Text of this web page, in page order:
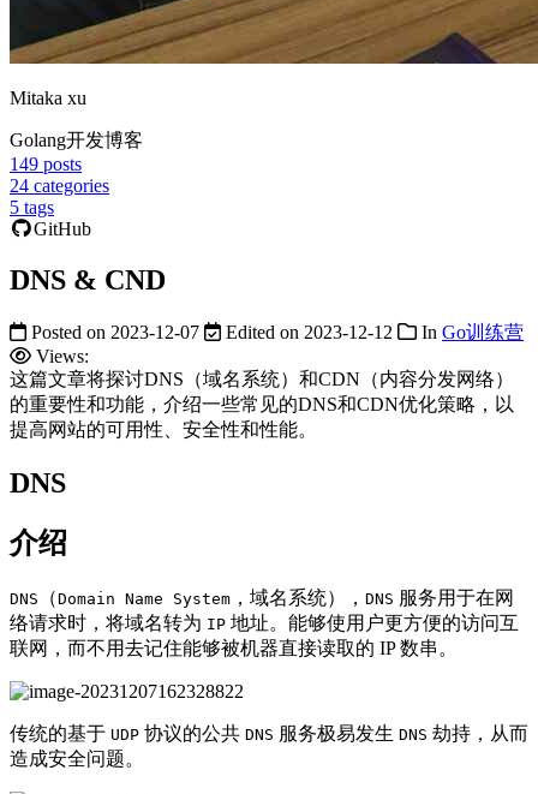
Mitaka xu
Golang开发博客
149 posts
24 categories
5 tags
GitHub
DNS & CND
Posted on 2023-12-07 Edited on 2023-12-12 In Go训练营
Views:
这篇文章将探讨DNS（域名系统）和CDN（内容分发网络）
的重要性和功能，介绍一些常见的DNS和CDN优化策略，以
提高网站的可用性、安全性和性能。
DNS
介绍
DNS （Domain Name System ，域名系统）， DNS 服务用于在网
络请求时，将域名转为 IP 地址。能够使用户更方便的访问互
联网，而不用去记住能够被机器直接读取的 IP 数串。
传统的基于 UDP 协议的公共 DNS 服务极易发生 DNS 劫持，从而
造成安全问题。